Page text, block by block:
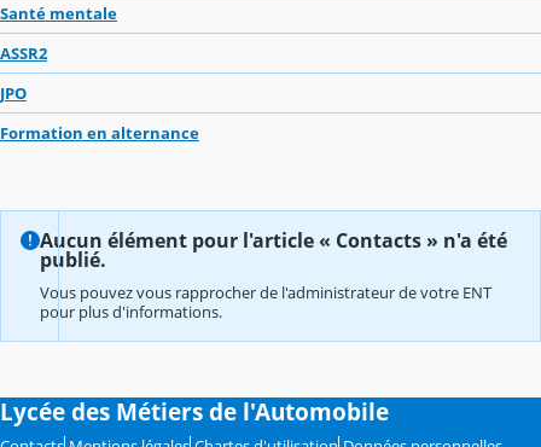
Santé mentale
ASSR2
JPO
Formation en alternance
Aucun élément pour l'article « Contacts » n'a été
publié.
Vous pouvez vous rapprocher de l'administrateur de votre ENT
pour plus d'informations.
Lycée des Métiers de l'Automobile